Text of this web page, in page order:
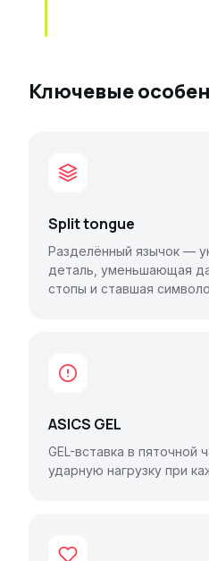
Ключевые
Split tongue
Разделённый язычок —
деталь, уменьшающая
стопы и ставшая
ASICS GEL
GEL-вставка в пяточной
ударную нагрузку при